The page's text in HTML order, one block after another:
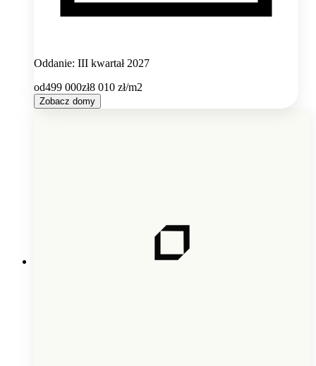
Oddanie: III kwartał 2027
od499 000zł8 010 zł/m2
Zobacz domy